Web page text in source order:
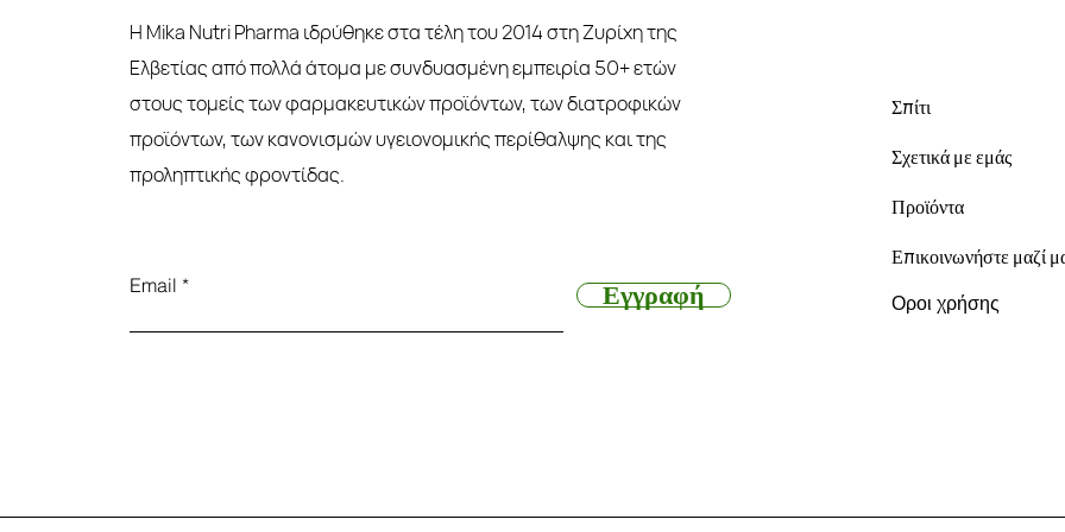
Η Mika Nutri Pharma ιδρύθηκε στα τέλη του 2014 στη Ζυρίχη της
Ελβετίας από πολλά άτομα με συνδυασμένη εμπειρία 50+ ετών
στους τομείς των φαρμακευτικών προϊόντων, των διατροφικών
προϊόντων, των κανονισμών υγειονομικής περίθαλψης και της
προληπτικής φροντίδας.
Email Εγγραφή
Σπίτι
Σχετικά με εμάς
Προϊόντα
Επικοινωνήστε μαζί
Οροι χρήσης